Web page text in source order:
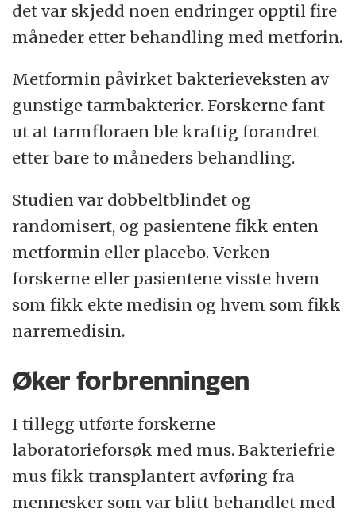
det var skjedd noen endringer opptil fire
måneder etter behandling med metforin.
Metformin påvirket bakterieveksten av
gunstige tarmbakterier. Forskerne fant
ut at tarmfloraen ble kraftig forandret
etter bare to måneders behandling.
Studien var dobbeltblindet og
randomisert, og pasientene fikk enten
metformin eller placebo. Verken
forskerne eller pasientene visste hvem
som fikk ekte medisin og hvem som fikk
narremedisin.
Øker forbrenningen
I tillegg utførte forskerne
laboratorieforsøk med mus. Bakteriefrie
mus fikk transplantert avføring fra
mennesker som var blitt behandlet med